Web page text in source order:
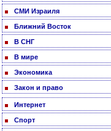
СМИ Израиля
Ближний Восток
В СНГ
В мире
Экономика
Закон и право
Интернет
Спорт